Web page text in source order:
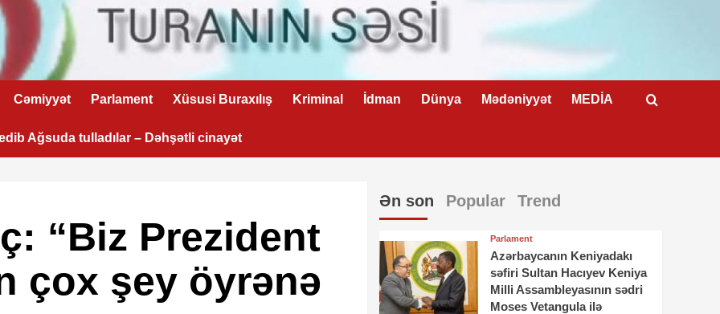
Cəmiyyət Parlament Xüsusi Buraxılış Kriminal İdman Dünya Mədəniyyət MEDİA
Ağsuda tulladılar – Dəhşətli cinayət
“Biz Prezident
çox şey öyrənə
Ən son Popular Trend
Parlament
Azərbaycanın Keniyadakı
səfiri Sultan Hacıyev Keniya
Milli Assambleyasının sədri
Moses Vetangula ilə